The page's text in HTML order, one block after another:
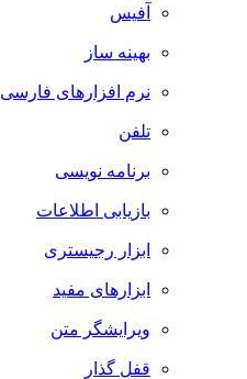
آفیس
بهینه ساز
نرم افزارهای فارسی
تلفن
برنامه نویسی
بازیابی اطلاعات
ابزار رجیستری
ابزارهای مفید
ویرایشگر متن
قفل گذار